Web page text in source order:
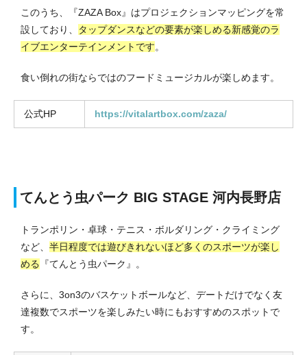
このうち、『ZAZA Box』はプロジェクションマッピングを常
設しており、
タップダンスなどの要素が楽しめる新感覚のラ
イブエンターテインメントです。
食い倒れの街ならではのフードミュージカルが楽しめます。
公式HP https://vitalartbox.com/zaza/
てんとう虫パーク BIG STAGE 河内長野店
トランポリン・卓球・テニス・ボルダリング・クライミング
など、 半日程度では遊びきれないほど多くのスポーツが楽し
める
『てんとう虫パーク』。
さらに、3on3のバスケットボールなど、デートだけでなく友
達複数でスポーツを楽しみたい時にもおすすめのスポットで
す。